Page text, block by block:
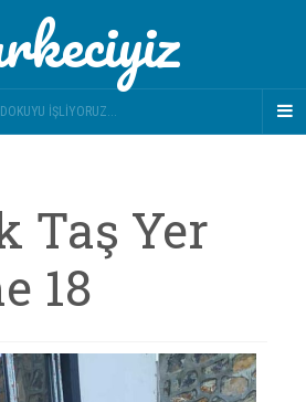
DOKUYU İŞLIYORUZ...
Taş Yer
18